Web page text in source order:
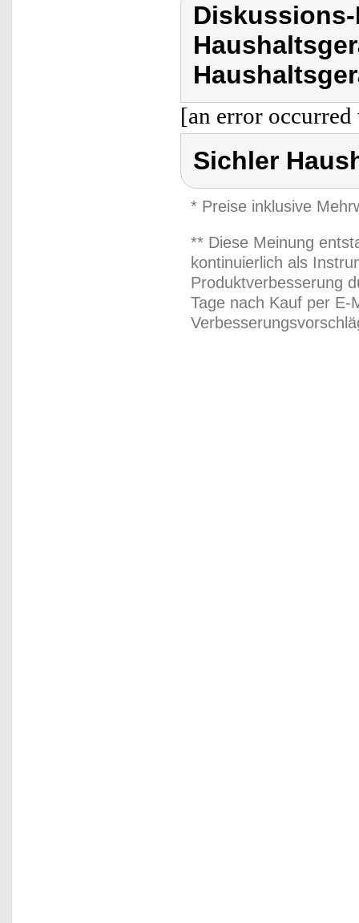
[an error
Sichler
* Preise inklusive
** Diese Meinung
kontinuierlich als
Produktverbesserung
Tage nach Kauf per E-